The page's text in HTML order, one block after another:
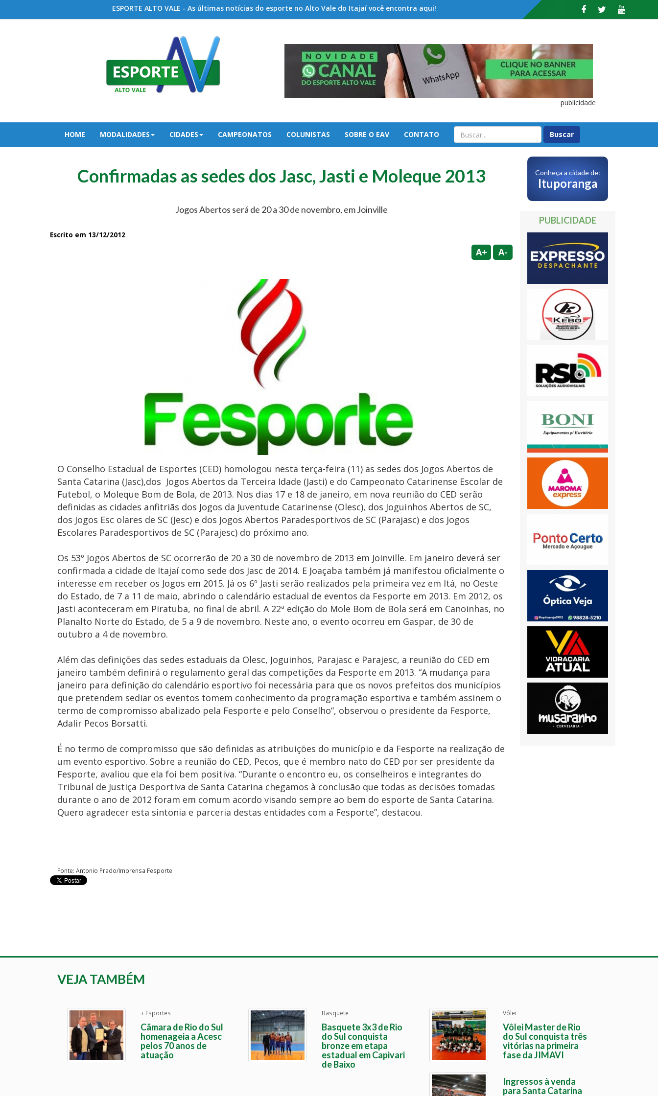
ESPORTE ALTO VALE - As últimas notícias do esporte no Alto Vale do Itajaí você encontra aqui!
publicidade
HOME MODALIDADES CIDADES CAMPEONATOS COLUNISTAS SOBRE O EAV CONTATO
Confirmadas as sedes dos Jasc, Jasti e Moleque 2013
Jogos Abertos será de 20 a 30 de novembro, em Joinville
Escrito em 13/12/2012
A+ A-
O Conselho Estadual de Esportes (CED) homologou nesta terça-feira (11) as sedes dos Jogos Abertos de
Santa Catarina (Jasc),dos Jogos Abertos da Terceira Idade (Jasti) e do Campeonato Catarinense Escolar de
Futebol, o Moleque Bom de Bola, de 2013. Nos dias 17 e 18 de janeiro, em nova reunião do CED serão
definidas as cidades anfitriãs dos Jogos da Juventude Catarinense (Olesc), dos Joguinhos Abertos de SC,
dos Jogos Esc olares de SC (Jesc) e dos Jogos Abertos Paradesportivos de SC (Parajasc) e dos Jogos
Escolares Paradesportivos de SC (Parajesc) do próximo ano.
Os 53º Jogos Abertos de SC ocorrerão de 20 a 30 de novembro de 2013 em Joinville. Em janeiro deverá ser
confirmada a cidade de Itajaí como sede dos Jasc de 2014. E Joaçaba também já manifestou oficialmente o
interesse em receber os Jogos em 2015. Já os 6º Jasti serão realizados pela primeira vez em Itá, no Oeste
do Estado, de 7 a 11 de maio, abrindo o calendário estadual de eventos da Fesporte em 2013. Em 2012, os
Jasti aconteceram em Piratuba, no final de abril. A 22ª edição do Mole Bom de Bola será em Canoinhas, no
Planalto Norte do Estado, de 5 a 9 de novembro. Neste ano, o evento ocorreu em Gaspar, de 30 de
outubro a 4 de novembro.
Além das definições das sedes estaduais da Olesc, Joguinhos, Parajasc e Parajesc, a reunião do CED em
janeiro também definirá o regulamento geral das competições da Fesporte em 2013. “A mudança para
janeiro para definição do calendário esportivo foi necessária para que os novos prefeitos dos municípios
que pretendem sediar os eventos tomem conhecimento da programação esportiva e também assinem o
termo de compromisso abalizado pela Fesporte e pelo Conselho”, observou o presidente da Fesporte,
Adalir Pecos Borsatti.
É no termo de compromisso que são definidas as atribuições do município e da Fesporte na realização de
um evento esportivo. Sobre a reunião do CED, Pecos, que é membro nato do CED por ser presidente da
Fesporte, avaliou que ela foi bem positiva. “Durante o encontro eu, os conselheiros e integrantes do
Tribunal de Justiça Desportiva de Santa Catarina chegamos à conclusão que todas as decisões tomadas
durante o ano de 2012 foram em comum acordo visando sempre ao bem do esporte de Santa Catarina.
Quero agradecer esta sintonia e parceria destas entidades com a Fesporte”, destacou.
Fonte: Antonio Prado/Imprensa Fesporte
Conheça a cidade de:
Ituporanga
PUBLICIDADE
VEJA TAMBÉM
+ Esportes
Câmara de Rio do Sul
homenageia a Acesc
pelos 70 anos de
atuação
Basquete
Basquete 3x3 de Rio
do Sul conquista
bronze em etapa
estadual em Capivari
de Baixo
Vôlei
Vôlei Master de Rio
do Sul conquista três
vitórias na primeira
fase da JIMAVI
Ingressos à venda
para Santa Catarina